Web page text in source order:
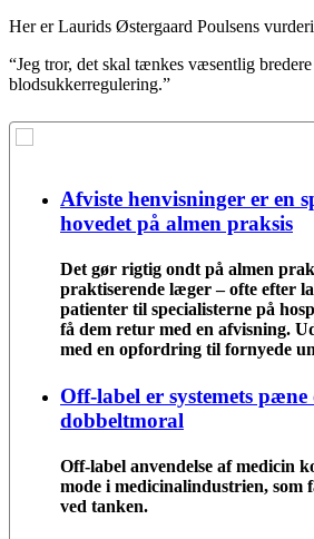
Her er Laurids Østergaard Poulsens
“Jeg tror, det skal tænkes væsentlig
blodsukkerregulering.”
Afviste henvisninger er en
hovedet på almen praksis
Det gør rigtig ondt på almen
praktiserende læger – ofte efter
patienter til specialisterne på
få dem retur med en afvisning.
med en opfordring til fornyede
Off-label er systemets
dobbeltmoral
Off-label anvendelse af medicin
mode i medicinalindustrien, som
ved tanken.